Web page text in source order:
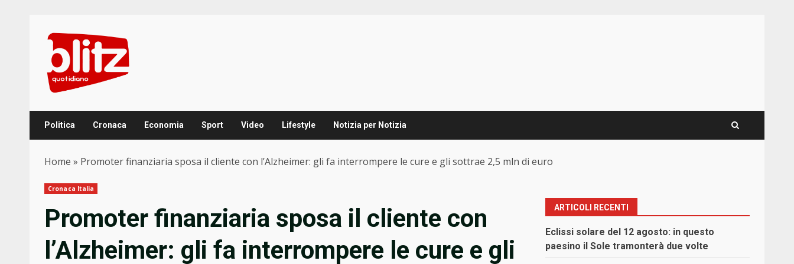
content
Politica Cronaca Economia Sport Video Lifestyle Notizia per Notizia
Home » Promoter finanziaria sposa il cliente con l’Alzheimer: gli fa interrompere le cure e gli sottrae 2,5 mln di euro
Cronaca Italia
Promoter finanziaria sposa il cliente con
l’Alzheimer: gli fa interrompere le cure e gli
ARTICOLI RECENTI
Eclissi solare del 12 agosto: in questo
paesino il Sole tramonterà due volte